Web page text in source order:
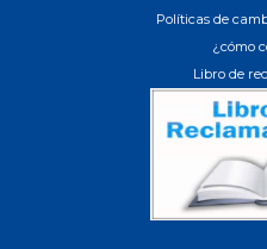
Políticas de
¿cómo
Libro de